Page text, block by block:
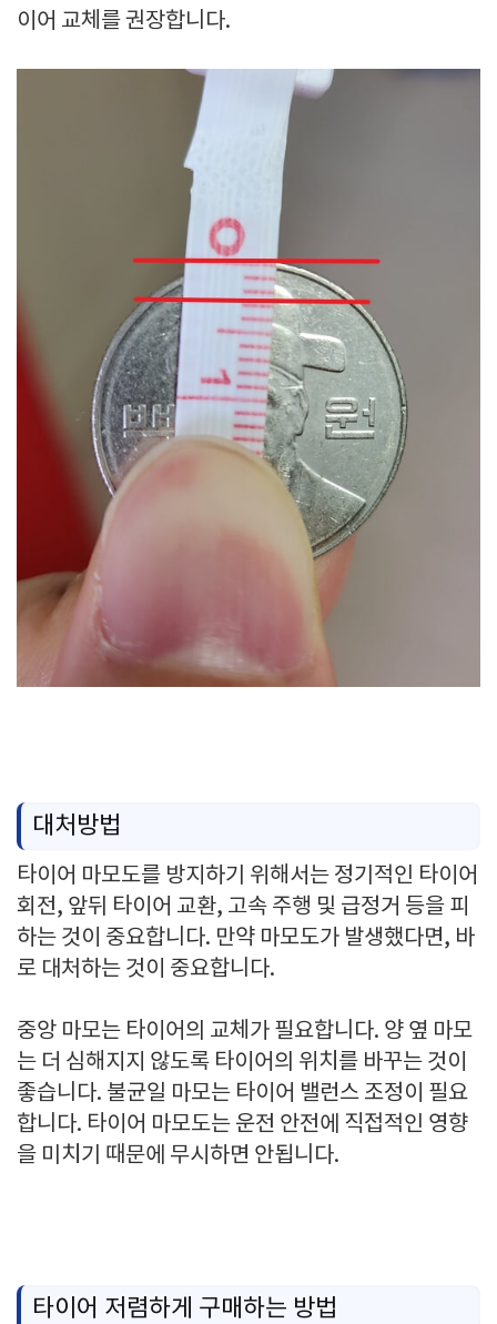
이어 교체를 권장합니다.
대처방법
타이어 마모도를 방지하기 위해서는 정기적인 타이어
회전, 앞뒤 타이어 교환, 고속 주행 및 급정거 등을 피
하는 것이 중요합니다. 만약 마모도가 발생했다면, 바
로 대처하는 것이 중요합니다.
중앙 마모는 타이어의 교체가 필요합니다. 양 옆 마모
는 더 심해지지 않도록 타이어의 위치를 바꾸는 것이
좋습니다. 불균일 마모는 타이어 밸런스 조정이 필요
합니다. 타이어 마모도는 운전 안전에 직접적인 영향
을 미치기 때문에 무시하면 안됩니다.
타이어 저렴하게 구매하는 방법